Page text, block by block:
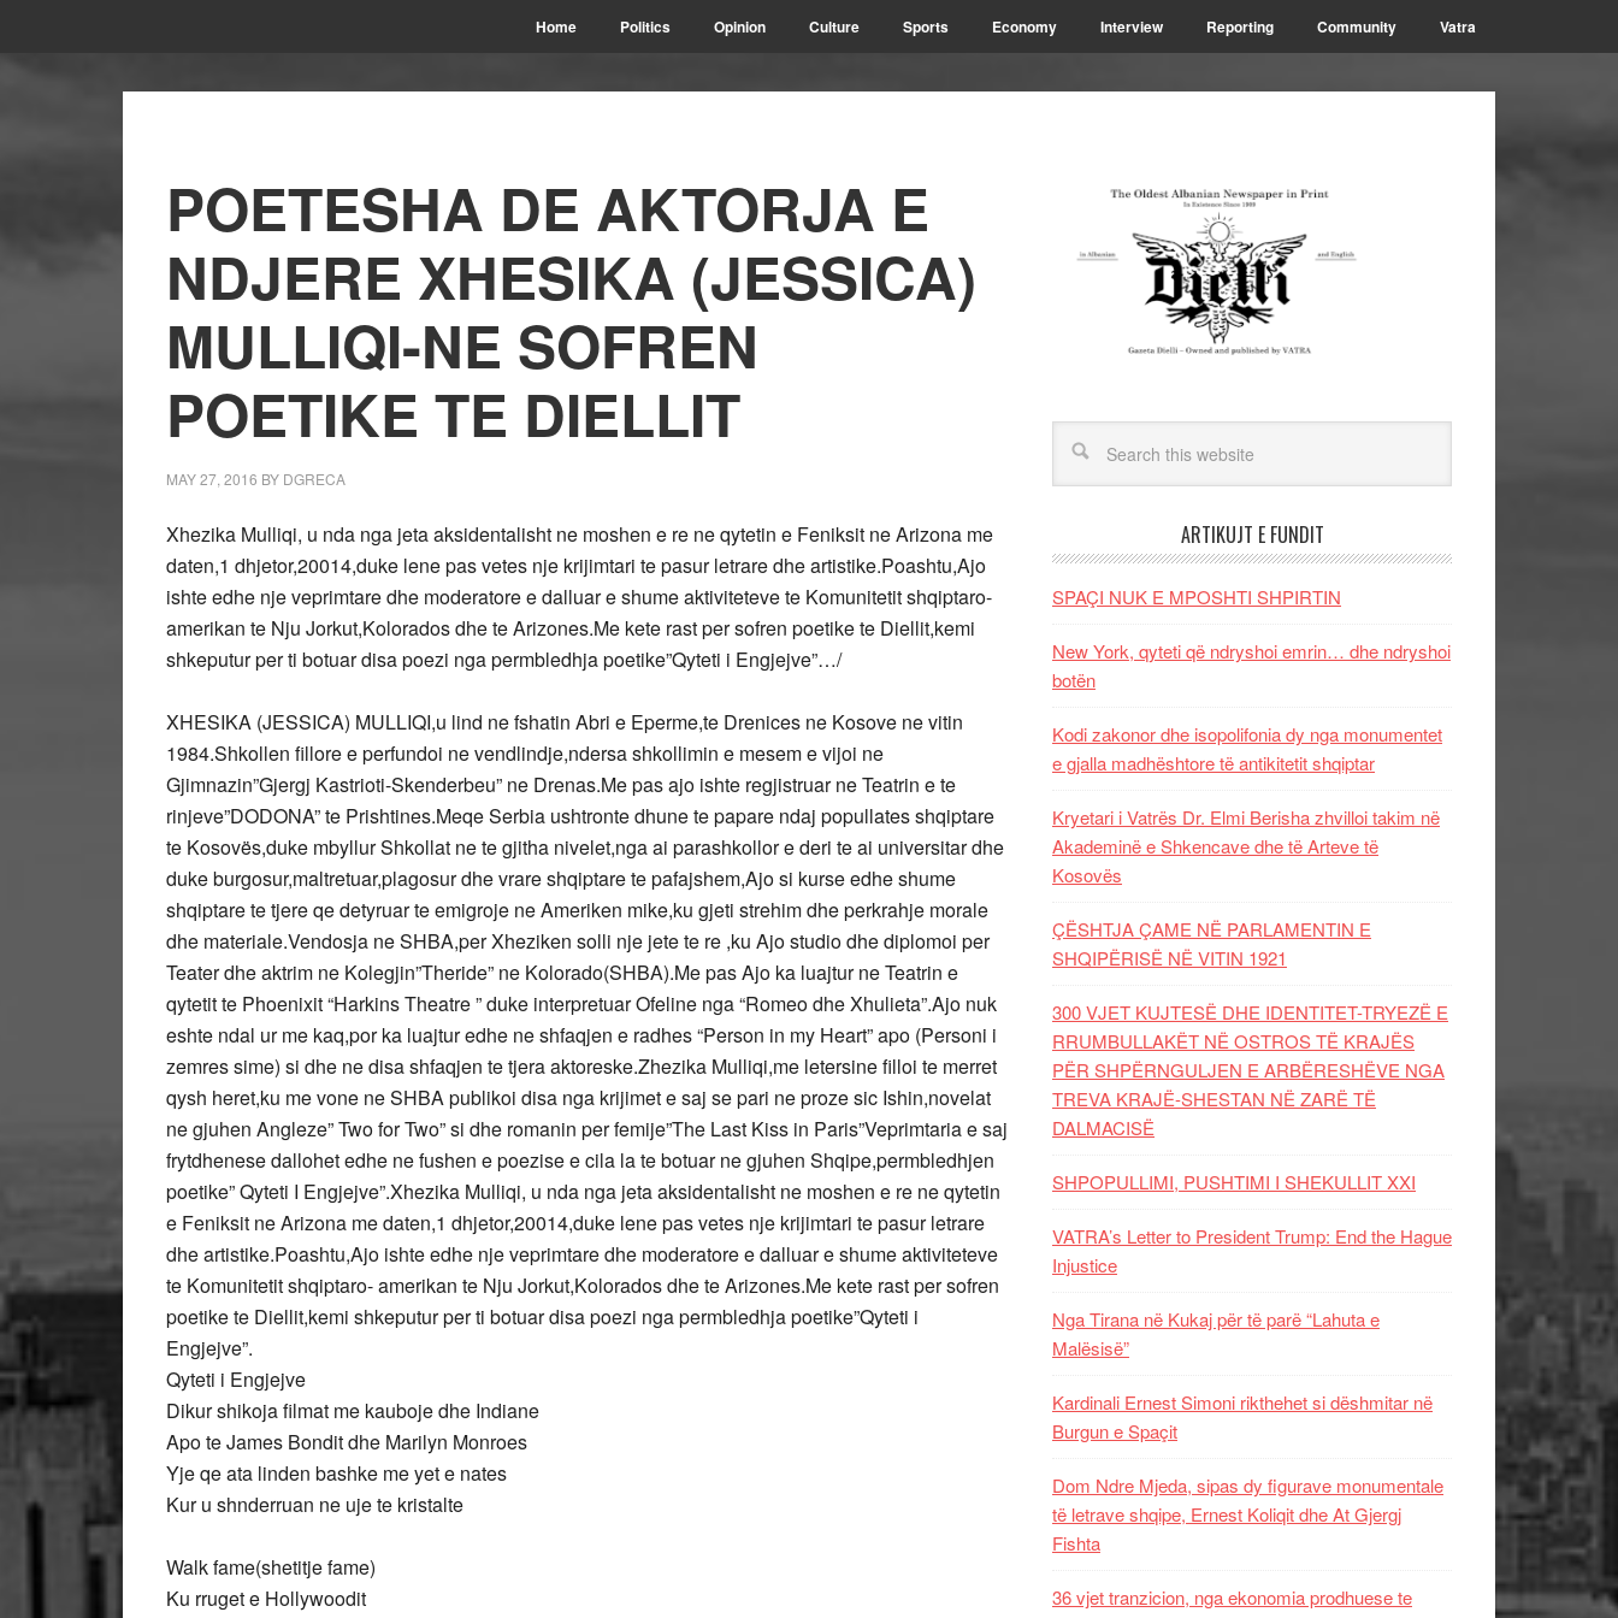
Home Politics Opinion Culture Sports Economy Interview Reporting Community Vatra
POETESHA DE AKTORJA E
NDJERE XHESIKA (JESSICA)
MULLIQI-NE SOFREN
POETIKE TE DIELLIT
MAY 27, 2016 BY DGRECA
Xhezika Mulliqi, u nda nga jeta aksidentalisht ne moshen e re ne qytetin e Feniksit ne Arizona me
daten,1 dhjetor,20014,duke lene pas vetes nje krijimtari te pasur letrare dhe artistike.Poashtu,Ajo
ishte edhe nje veprimtare dhe moderatore e dalluar e shume aktiviteteve te Komunitetit shqiptaro-
amerikan te Nju Jorkut,Kolorados dhe te Arizones.Me kete rast per sofren poetike te Diellit,kemi
shkeputur per ti botuar disa poezi nga permbledhja poetike”Qyteti i Engjejve”…/
XHESIKA (JESSICA) MULLIQI,u lind ne fshatin Abri e Eperme,te Drenices ne Kosove ne vitin
1984.Shkollen fillore e perfundoi ne vendlindje,ndersa shkollimin e mesem e vijoi ne
Gjimnazin”Gjergj Kastrioti-Skenderbeu” ne Drenas.Me pas ajo ishte regjistruar ne Teatrin e te
rinjeve”DODONA” te Prishtines.Meqe Serbia ushtronte dhune te papare ndaj popullates shqiptare
te Kosovës,duke mbyllur Shkollat ne te gjitha nivelet,nga ai parashkollor e deri te ai universitar dhe
duke burgosur,maltretuar,plagosur dhe vrare shqiptare te pafajshem,Ajo si kurse edhe shume
shqiptare te tjere qe detyruar te emigroje ne Ameriken mike,ku gjeti strehim dhe perkrahje morale
dhe materiale.Vendosja ne SHBA,per Xheziken solli nje jete te re ,ku Ajo studio dhe diplomoi per
Teater dhe aktrim ne Kolegjin”Theride” ne Kolorado(SHBA).Me pas Ajo ka luajtur ne Teatrin e
qytetit te Phoenixit “Harkins Theatre ” duke interpretuar Ofeline nga “Romeo dhe Xhulieta”.Ajo nuk
eshte ndal ur me kaq,por ka luajtur edhe ne shfaqjen e radhes “Person in my Heart” apo (Personi i
zemres sime) si dhe ne disa shfaqjen te tjera aktoreske.Zhezika Mulliqi,me letersine filloi te merret
qysh heret,ku me vone ne SHBA publikoi disa nga krijimet e saj se pari ne proze sic Ishin,novelat
ne gjuhen Angleze” Two for Two” si dhe romanin per femije”The Last Kiss in Paris”Veprimtaria e saj
frytdhenese dallohet edhe ne fushen e poezise e cila la te botuar ne gjuhen Shqipe,permbledhjen
poetike” Qyteti I Engjejve”.Xhezika Mulliqi, u nda nga jeta aksidentalisht ne moshen e re ne qytetin
e Feniksit ne Arizona me daten,1 dhjetor,20014,duke lene pas vetes nje krijimtari te pasur letrare
dhe artistike.Poashtu,Ajo ishte edhe nje veprimtare dhe moderatore e dalluar e shume aktiviteteve
te Komunitetit shqiptaro- amerikan te Nju Jorkut,Kolorados dhe te Arizones.Me kete rast per sofren
poetike te Diellit,kemi shkeputur per ti botuar disa poezi nga permbledhja poetike”Qyteti i
Engjejve”.
Qyteti i Engjejve
Dikur shikoja filmat me kauboje dhe Indiane
Apo te James Bondit dhe Marilyn Monroes
Yje qe ata linden bashke me yet e nates
Kur u shnderruan ne uje te kristalte
Walk fame(shetitje fame)
Ku rruget e Hollywoodit
ARTIKUJT E FUNDIT
SPAÇI NUK E MPOSHTI SHPIRTIN
New York, qyteti që ndryshoi emrin… dhe ndryshoi
botën
Kodi zakonor dhe isopolifonia dy nga monumentet
e gjalla madhështore të antikitetit shqiptar
Kryetari i Vatrës Dr. Elmi Berisha zhvilloi takim në
Akademinë e Shkencave dhe të Arteve të
Kosovës
ÇËSHTJA ÇAME NË PARLAMENTIN E
SHQIPËRISË NË VITIN 1921
300 VJET KUJTESË DHE IDENTITET-TRYEZË E
RRUMBULLAKËT NË OSTROS TË KRAJËS
PËR SHPËRNGULJEN E ARBËRESHËVE NGA
TREVA KRAJË-SHESTAN NË ZARË TË
DALMACISË
SHPOPULLIMI, PUSHTIMI I SHEKULLIT XXI
VATRA’s Letter to President Trump: End the Hague
Injustice
Nga Tirana në Kukaj për të parë “Lahuta e
Malësisë”
Kardinali Ernest Simoni rikthehet si dëshmitar në
Burgun e Spaçit
Dom Ndre Mjeda, sipas dy figurave monumentale
të letrave shqipe, Ernest Koliqit dhe At Gjergj
Fishta
36 vjet tranzicion, nga ekonomia prodhuese te